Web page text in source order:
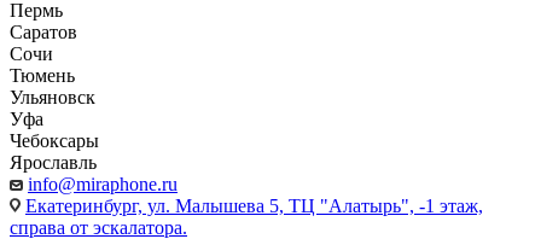
Пермь
Саратов
Сочи
Тюмень
Ульяновск
Уфа
Чебоксары
Ярославль
info@miraphone.ru
Екатеринбург, ул. Малышева 5, ТЦ "Алатырь", -1 этаж,
справа от эскалатора.